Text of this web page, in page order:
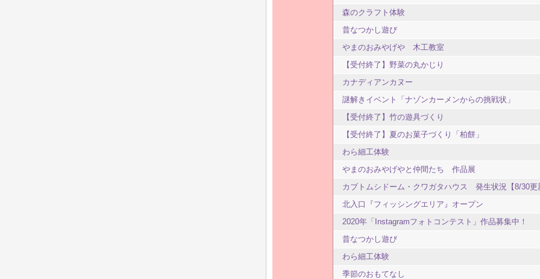
森のクラフト体験
昔なつかし遊び
やまのおみやげや 木工教室
【受付終了】野菜の丸かじり
カナディアンカヌー
謎解きイベント「ナゾンカーメンからの挑戦状」
【受付終了】竹の遊具づくり
【受付終了】夏のお菓子づくり「柏餅」
わら細工体験
やまのおみやげやと仲間たち 作品展
カブトムシドーム・クワガタハウス 発生状況【8/30更
北入口『フィッシングエリア』オープン
2020年「Instagramフォトコンテスト」作品募集中！
昔なつかし遊び
わら細工体験
季節のおもてなし